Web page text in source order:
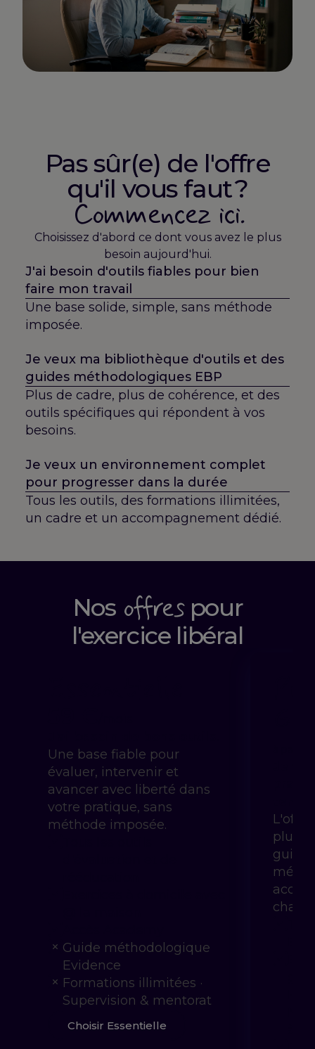
Pas sûr(e) de l'offre
qu'il vous faut ?
Commencez ici.
Choisissez d'abord ce dont vous avez le plus
besoin aujourd'hui.
J'ai besoin d'outils fiables pour bien
faire mon travail
Une base solide, simple, sans méthode
imposée.
Je veux ma bibliothèque d'outils et des
guides méthodologiques EBP
Plus de cadre, plus de cohérence, et des
outils spécifiques qui répondent à vos
besoins.
Je veux un environnement complet
pour progresser dans la durée
Tous les outils, des formations illimitées,
un cadre et un accompagnement dédié.
Nos offrespour
l'exercice libéral
Une base fiable pour
évaluer, intervenir et
avancer avec liberté dans
votre pratique, sans
méthode imposée.
Guide méthodologique
Evidence
Formations illimitées ·
Supervision & mentorat
Choisir Essentielle
plus